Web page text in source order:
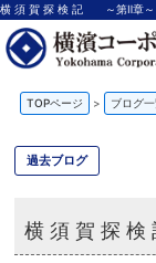
TOPページ > ブログ
過去ブログ
横 須 賀 探